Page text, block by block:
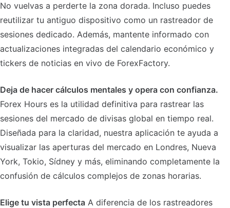
No vuelvas a perderte la zona dorada. Incluso puedes
reutilizar tu antiguo dispositivo como un rastreador de
sesiones dedicado. Además, mantente informado con
actualizaciones integradas del calendario económico y
tickers de noticias en vivo de ForexFactory.
Deja de hacer cálculos mentales y opera con confianza.
Forex Hours es la utilidad definitiva para rastrear las
sesiones del mercado de divisas global en tiempo real.
Diseñada para la claridad, nuestra aplicación te ayuda a
visualizar las aperturas del mercado en Londres, Nueva
York, Tokio, Sídney y más, eliminando completamente la
confusión de cálculos complejos de zonas horarias.
Elige tu vista perfecta A diferencia de los rastreadores